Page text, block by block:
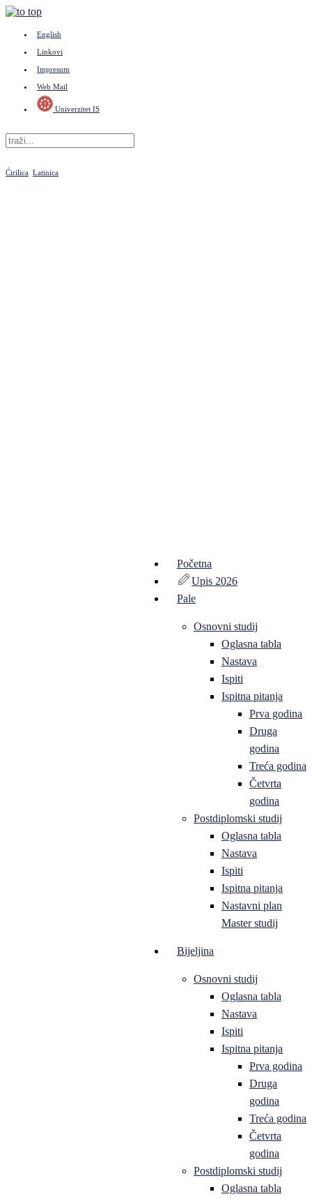
English
Linkovi
Impresum
Web Mail
Univerzitet IS
Ćirilica Latinica
Početna
Upis 2026
Pale
Osnovni studij
Oglasna tabla
Nastava
Ispiti
Ispitna pitanja
Prva godina
Druga
godina
Treća godina
Četvrta
godina
Postdiplomski studij
Oglasna tabla
Nastava
Ispiti
Ispitna pitanja
Nastavni plan
Master studij
Bijeljina
Osnovni studij
Oglasna tabla
Nastava
Ispiti
Ispitna pitanja
Prva godina
Druga
godina
Treća godina
Četvrta
godina
Postdiplomski studij
Oglasna tabla